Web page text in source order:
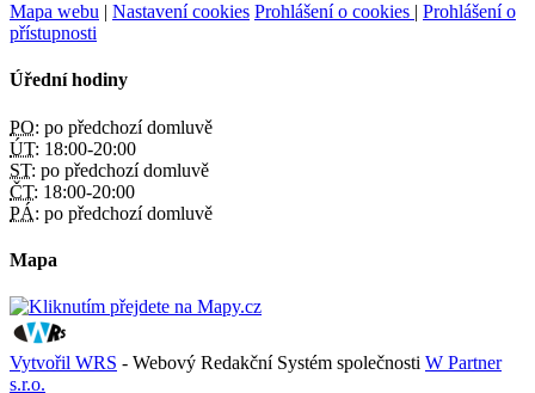
Mapa webu | Nastavení cookies Prohlášení o cookies | Prohlášení o
přístupnosti
Úřední hodiny
PO: po předchozí domluvě
ÚT: 18:00-20:00
ST: po předchozí domluvě
ČT: 18:00-20:00
PÁ: po předchozí domluvě
Mapa
Vytvořil WRS - Webový Redakční Systém společnosti W Partner
s.r.o.